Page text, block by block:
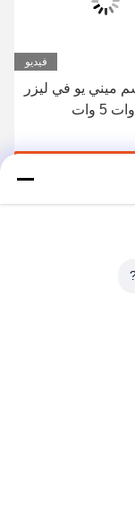
فيديو
ميني يو في ليزر